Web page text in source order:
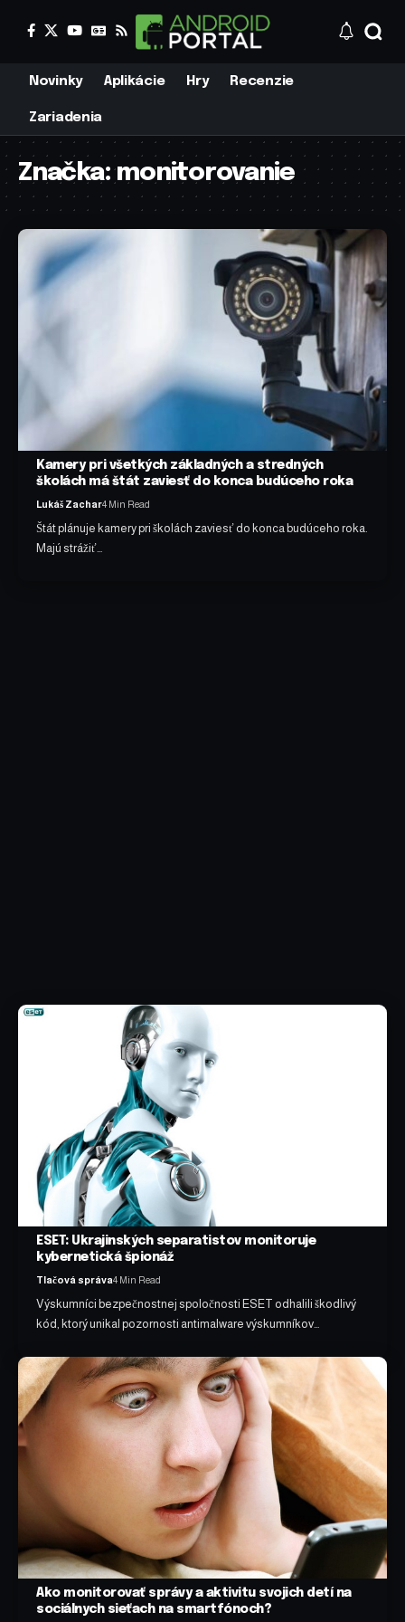
Novinky Aplikácie Hry Recenzie
Zariadenia
Značka:monitorovanie
Kamery pri všetkých základných a stredných
školách má štát zaviesť do konca budúceho roka
Lukáš Zachar4 Min Read
Štát plánuje kamery pri školách zaviesť do konca budúceho roka.
Majú strážiť…
ESET: Ukrajinských separatistov monitoruje
kybernetická špionáž
Tlačová správa4 Min Read
Výskumníci bezpečnostnej spoločnosti ESET odhalili škodlivý
kód, ktorý unikal pozornosti antimalware výskumníkov…
Ako monitorovať správy a aktivitu svojich detí na
sociálnych sieťach na smartfónoch?